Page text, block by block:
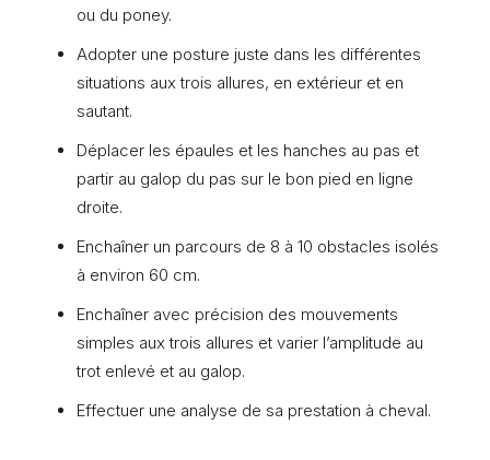
ou du poney.
Adopter une posture juste dans les différentes
situations aux trois allures, en extérieur et en
sautant.
Déplacer les épaules et les hanches au pas et
partir au galop du pas sur le bon pied en ligne
droite.
Enchaîner un parcours de 8 à 10 obstacles isolés
à environ 60 cm.
Enchaîner avec précision des mouvements
simples aux trois allures et varier l’amplitude au
trot enlevé et au galop.
Effectuer une analyse de sa prestation à cheval.